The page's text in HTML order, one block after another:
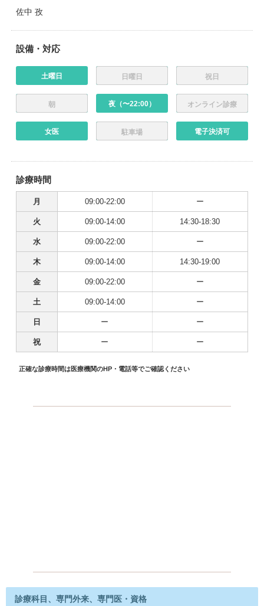
佐中 孜
設備・対応
土曜日 日曜日 祝日
朝 夜（〜22:00） オンライン診療
女医 駐車場 電子決済可
診療時間
月 09:00-22:00 ー
火 09:00-14:00 14:30-18:30
水 09:00-22:00 ー
木 09:00-14:00 14:30-19:00
金 09:00-22:00 ー
土 09:00-14:00 ー
日 ー ー
祝 ー ー
正確な診療時間は医療機関のHP・電話等でご確認ください
診療科目、専門外来、専門医・資格